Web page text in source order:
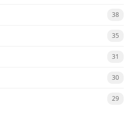
38
35
31
30
29